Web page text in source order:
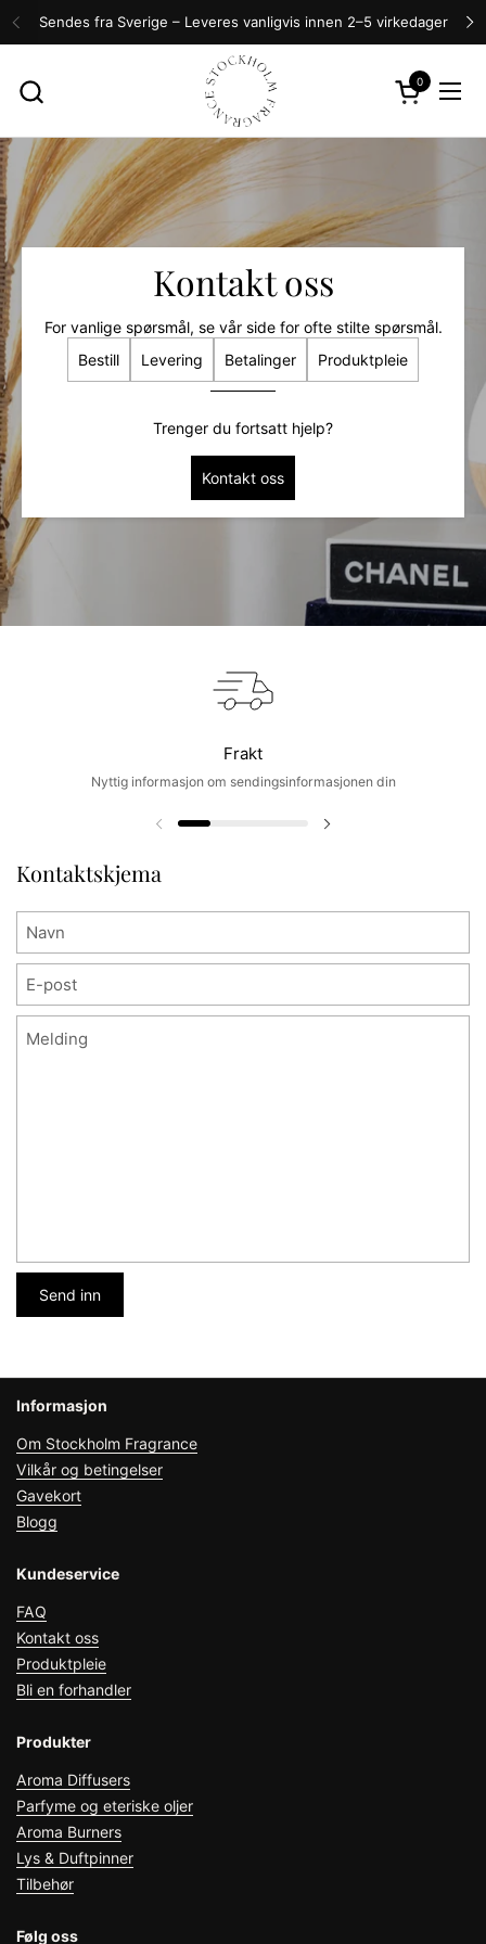
Forrige
Sendes fra Sverige – Leveres vanligvis innen 2–5 virkedager
Åpen kurven
0
Kontakt oss
For vanlige spørsmål, se vår side for ofte stilte spørsmål.
Bestill
Levering Betalinger Produktpleie
Trenger du fortsatt hjelp?
Kontakt oss
Frakt
Nyttig informasjon om sendingsinformasjonen din
Forrige lysbilde
Kontaktskjema
Send inn
Informasjon
Om Stockholm Fragrance
Vilkår og betingelser
Gavekort
Blogg
Kundeservice
FAQ
Kontakt oss
Produktpleie
Bli en forhandler
Produkter
Aroma Diffusers
Parfyme og eteriske oljer
Aroma Burners
Lys & Duftpinner
Tilbehør
Følg oss